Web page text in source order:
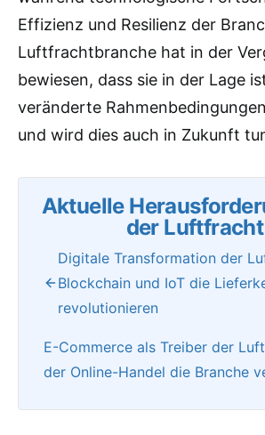
Effizienz und Resilienz der
Luftfrachtbranche hat in der
bewiesen, dass sie in der Lage
veränderte
und wird dies auch in Zukunft
Aktuelle
der Luftfracht
Digitale Transformation der
Blockchain und IoT die
revolutionieren
E-Commerce als Treiber der
der Online-Handel die Branche